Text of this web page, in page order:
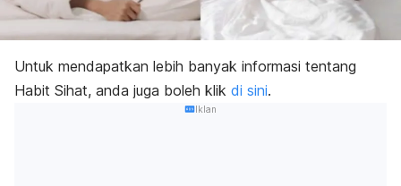
Untuk mendapatkan lebih banyak informasi tentang
Habit Sihat, anda juga boleh klik di sini.
Iklan